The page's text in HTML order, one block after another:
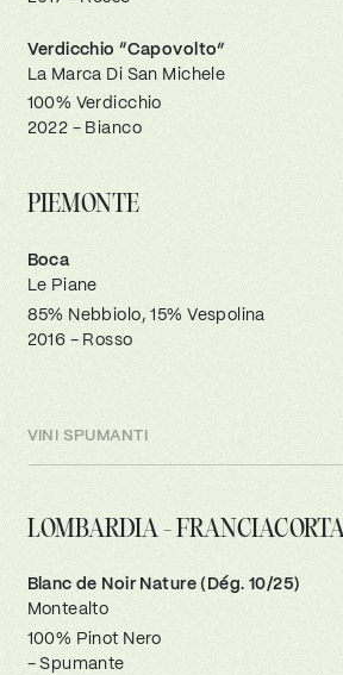
Verdicchio “Capovolto”
La Marca Di San Michele
100% Verdicchio
2022 - Bianco
PIEMONTE
Boca
Le Piane
85% Nebbiolo, 15% Vespolina
2016 - Rosso
VINI SPUMANTI
LOMBARDIA -
Blanc de Noir Nature (Dég. 10/25)
Montealto
100% Pinot Nero
- Spumante